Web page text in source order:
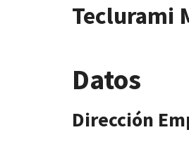
Teclurami
Datos
Dirección